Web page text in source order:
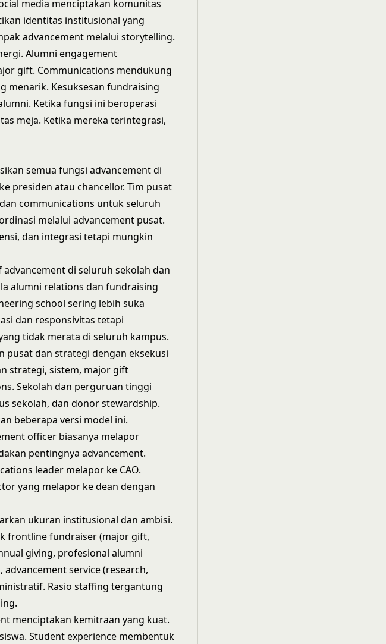
media menciptakan komunitas
identitas institusional yang
advancement melalui storytelling.
Alumni engagement
gift. Communications mendukung
menarik. Kesuksesan fundraising
Ketika fungsi ini beroperasi
meja. Ketika mereka terintegrasi,
semua fungsi advancement di
presiden atau chancellor. Tim pusat
communications untuk seluruh
melalui advancement pusat.
dan integrasi tetapi mungkin
di seluruh sekolah dan
alumni relations dan fundraising
school sering lebih suka
dan responsivitas tetapi
tidak merata di seluruh kampus.
dan strategi dengan eksekusi
strategi, sistem, major gift
Sekolah dan perguruan tinggi
sekolah, dan donor stewardship.
beberapa versi model ini.
officer biasanya melapor
pentingnya advancement.
leader melapor ke CAO.
yang melapor ke dean dengan
ukuran institusional dan ambisi.
frontline fundraiser (major gift,
giving, profesional alumni
service (research,
Rasio staffing tergantung
menciptakan kemitraan yang kuat.
Student experience membentuk